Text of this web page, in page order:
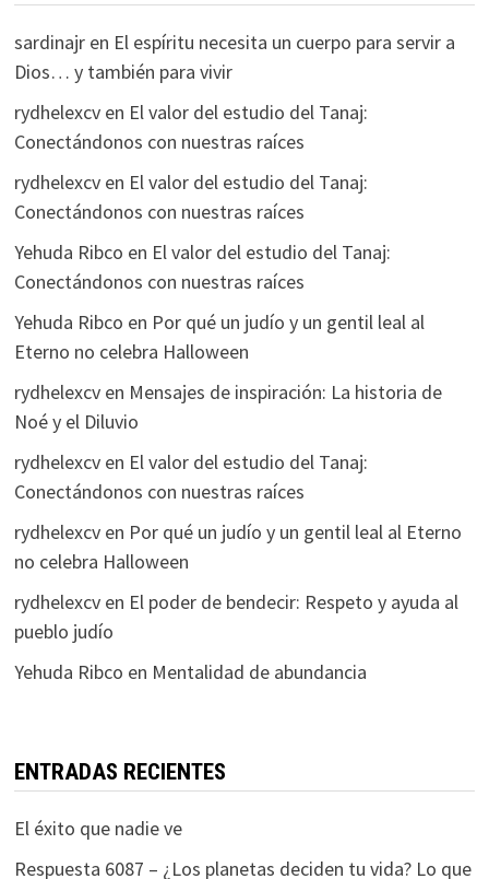
sardinajren El espíritu necesita un cuerpo para servir a
Dios… y también para vivir
rydhelexcven El valor del estudio del Tanaj:
Conectándonos con nuestras raíces
rydhelexcven El valor del estudio del Tanaj:
Conectándonos con nuestras raíces
Yehuda Ribco en El valor del estudio del Tanaj:
Conectándonos con nuestras raíces
Yehuda Ribco en Por qué un judío y un gentil leal al
Eterno no celebra Halloween
rydhelexcven Mensajes de inspiración: La historia de
Noé y el Diluvio
rydhelexcven El valor del estudio del Tanaj:
Conectándonos con nuestras raíces
rydhelexcven Por qué un judío y un gentil leal al Eterno
no celebra Halloween
rydhelexcven El poder de bendecir: Respeto y ayuda al
pueblo judío
Yehuda Ribco en Mentalidad de abundancia
ENTRADAS RECIENTES
El éxito que nadie ve
Respuesta 6087 – ¿Los planetas deciden tu vida? Lo que